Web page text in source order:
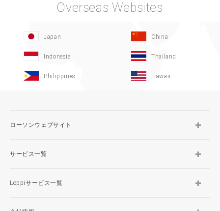
Overseas Websites
Japan China
Indonesia Thailand
Philippines Hawaii
ローソンウェブサイト
サービス一覧
Loppiサービス一覧